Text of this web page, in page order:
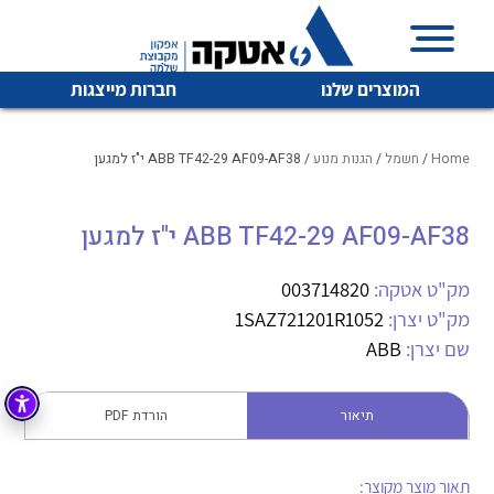
המוצרים שלנו חברות מייצגות
איכות | שרות | זמינות
והפצה של מוצרי
מיתוג, בקרה , ואינסטלציה חשמלית ופעילה ב7 תחומים:
חשמל
רובוטיקה ואוטומציה תעשייתית
לכל מוצרי היצרן
Home
/ חשמל / הגנות מנוע/ ABB TF42-29 AF09-AF38 י"ז למגען
ABB TF42-29 AF09-AF38 י"ז למגען
מק"ט אטקה: 003714820
מק"ט יצרן: 1SAZ721201R1052
שם יצרן: ABB
תיאור הורדת PDF
תאור מוצר מקוצר: